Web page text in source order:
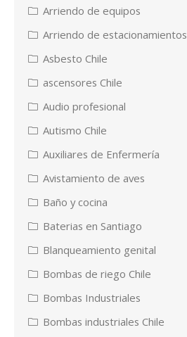
Arriendo de equipos
Arriendo de estacionamientos
Asbesto Chile
ascensores Chile
Audio profesional
Autismo Chile
Auxiliares de Enfermería
Avistamiento de aves
Baño y cocina
Baterias en Santiago
Blanqueamiento genital
Bombas de riego Chile
Bombas Industriales
Bombas industriales Chile